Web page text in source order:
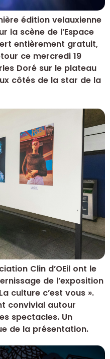
édition velauxienne
la scène de l’Espace
entièrement gratuit,
ce mercredi 19
Doré sur le plateau
côtés de la star de la
Clin d’OEil ont le
de l’exposition
culture c’est vous ».
convivial autour
spectacles. Un
de la présentation.